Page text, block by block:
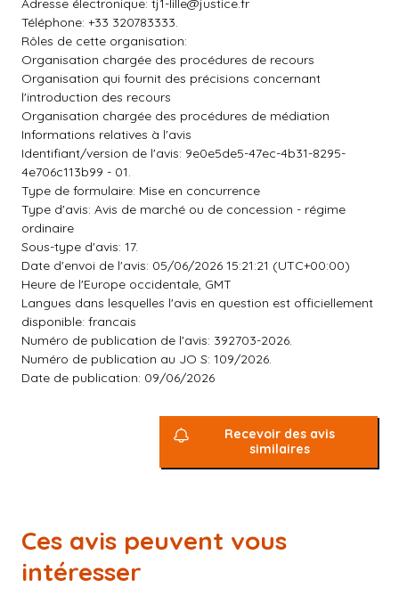
Adresse électronique: tj1-lille@justice.fr
Téléphone: +33 320783333.
Rôles de cette organisation:
Organisation chargée des procédures de recours
Organisation qui fournit des précisions concernant
l'introduction des recours
Organisation chargée des procédures de médiation
Informations relatives à l'avis
Identifiant/version de l'avis: 9e0e5de5-47ec-4b31-8295-
4e706c113b99 - 01.
Type de formulaire: Mise en concurrence
Type d'avis: Avis de marché ou de concession - régime
ordinaire
Sous-type d'avis: 17.
Date d'envoi de l'avis: 05/06/2026 15:21:21 (UTC+00:00)
Heure de l'Europe occidentale, GMT
Langues dans lesquelles l'avis en question est officiellement
disponible: francais
Numéro de publication de l'avis: 392703-2026.
Numéro de publication au JO S: 109/2026.
Date de publication: 09/06/2026
Recevoir des avis
similaires
Ces avis peuvent vous
intéresser